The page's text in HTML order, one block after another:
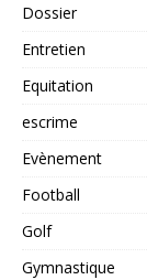
Dossier
Entretien
Equitation
escrime
Evènement
Football
Golf
Gymnastique